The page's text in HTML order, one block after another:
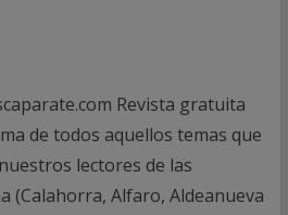
Revista gratuita
de todos aquellos temas que
lectores de las
(Calahorra, Alfaro, Aldeanueva